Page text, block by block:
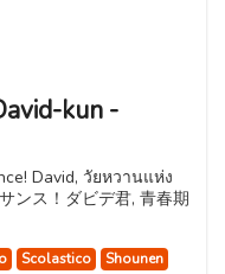
kun -
David, วัยหวานแห่ง
ンス！ダビデ君, 青春期
Scolastico
Shounen